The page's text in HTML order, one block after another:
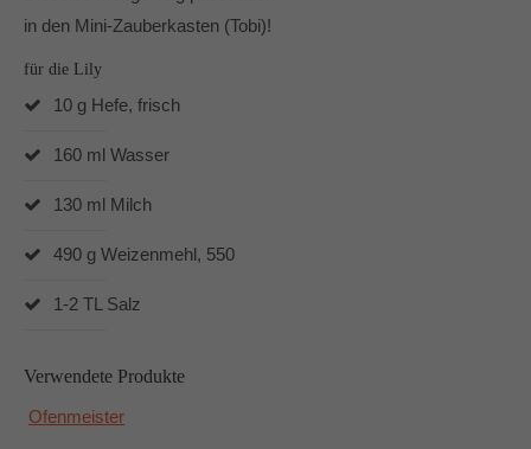
Dabei unterstützen mich vor allem die Produkte von
In und um Mönchengladbach berate ich Dich gerne zu
den Produkten von Pampered Chef.
in den Mini-Zauberkasten (Tobi)!
für die Lily
10 g Hefe, frisch
160 ml Wasser
130 ml Milch
490 g Weizenmehl, 550
1-2 TL Salz
Verwendete Produkte
Ofenmeister